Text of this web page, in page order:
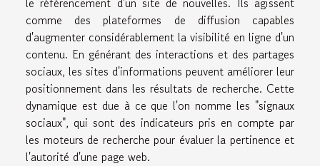
comme des plateformes de diffusion capables
d'augmenter considérablement la visibilité en ligne d'un
contenu. En générant des interactions et des partages
sociaux, les sites d'informations peuvent améliorer leur
positionnement dans les résultats de recherche. Cette
dynamique est due à ce que l'on nomme les "signaux
sociaux", qui sont des indicateurs pris en compte par
les moteurs de recherche pour évaluer la pertinence et
l'autorité d'une page web.